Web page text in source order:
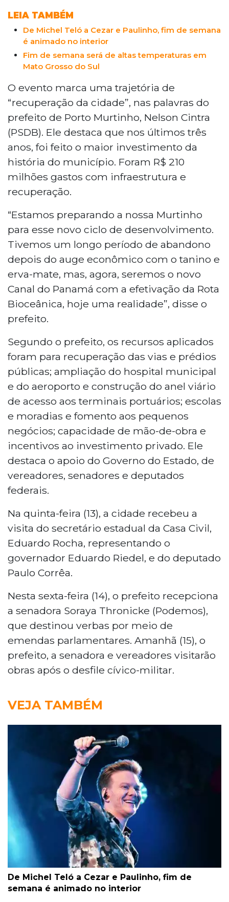
LEIA TAMBÉM
De Michel Teló a Cezar e Paulinho, fim de semana
é animado no interior
Fim de semana será de altas temperaturas em
Mato Grosso do Sul
O evento marca uma trajetória de
“recuperação da cidade”, nas palavras do
prefeito de Porto Murtinho, Nelson Cintra
(PSDB). Ele destaca que nos últimos três
anos, foi feito o maior investimento da
história do município. Foram R$ 210
milhões gastos com infraestrutura e
recuperação.
“Estamos preparando a nossa Murtinho
para esse novo ciclo de desenvolvimento.
Tivemos um longo período de abandono
depois do auge econômico com o tanino e
erva-mate, mas, agora, seremos o novo
Canal do Panamá com a efetivação da Rota
Bioceânica, hoje uma realidade”, disse o
prefeito.
Segundo o prefeito, os recursos aplicados
foram para recuperação das vias e prédios
públicas; ampliação do hospital municipal
e do aeroporto e construção do anel viário
de acesso aos terminais portuários; escolas
e moradias e fomento aos pequenos
negócios; capacidade de mão-de-obra e
incentivos ao investimento privado. Ele
destaca o apoio do Governo do Estado, de
vereadores, senadores e deputados
federais.
Na quinta-feira (13), a cidade recebeu a
visita do secretário estadual da Casa Civil,
Eduardo Rocha, representando o
governador Eduardo Riedel, e do deputado
Paulo Corrêa.
Nesta sexta-feira (14), o prefeito recepciona
a senadora Soraya Thronicke (Podemos),
que destinou verbas por meio de
emendas parlamentares. Amanhã (15), o
prefeito, a senadora e vereadores visitarão
obras após o desfile cívico-militar.
VEJA TAMBÉM
De Michel Teló a Cezar e Paulinho, fim de
semana é animado no interior